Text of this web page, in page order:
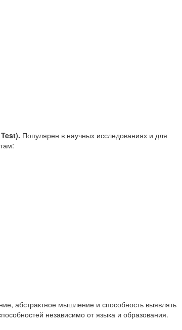
Test). Популярен в научных исследованиях и для
абстрактное мышление и способность выявлять
независимо от языка и образования.